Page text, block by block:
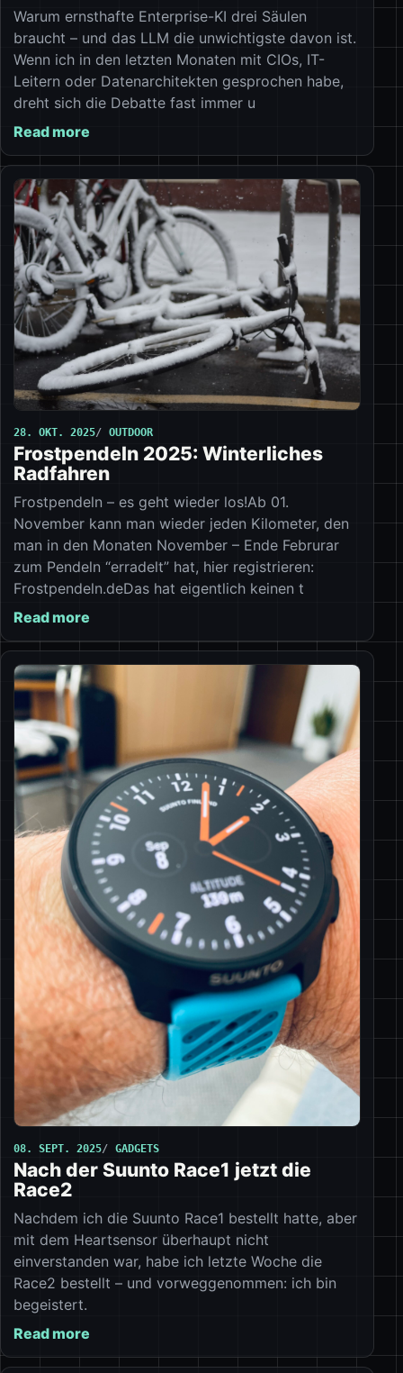
Warum ernsthafte Enterprise-KI drei Säulen
braucht – und das LLM die unwichtigste davon ist.
Wenn ich in den letzten Monaten mit CIOs, IT-
Leitern oder Datenarchitekten gesprochen habe,
dreht sich die Debatte fast immer u
Read more
28. OKT. 2025 OUTDOOR
Frostpendeln 2025: Winterliches
Radfahren
Frostpendeln – es geht wieder los!Ab 01.
November kann man wieder jeden Kilometer, den
man in den Monaten November – Ende Februrar
zum Pendeln “erradelt” hat, hier registrieren:
Frostpendeln.deDas hat eigentlich keinen t
Read more
08. SEPT. 2025 GADGETS
Nach der Suunto Race1 jetzt die
Race2
Nachdem ich die Suunto Race1 bestellt hatte, aber
mit dem Heartsensor überhaupt nicht
einverstanden war, habe ich letzte Woche die
Race2 bestellt – und vorweggenommen: ich bin
begeistert.
Read more